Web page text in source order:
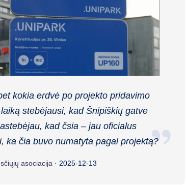
kokia erdvė po projekto pridavimo
stebėjausi, kad Šnipiškių gatve
kad čsia – jau oficialus
ka čia buvo numatyta pagal projektą?
asociacija · 2025-12-13